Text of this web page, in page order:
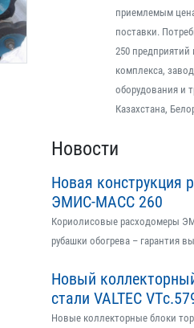
приемлемым
поставки.
250
комплекса,
оборудования и
Казахстана,
Новости
Новая конструкция
ЭМИС-МАСС 260
Кориолисовые расходомеры
рубашки обогрева – гарантия
Новый
стали VALTEC
Новые коллекторные блоки